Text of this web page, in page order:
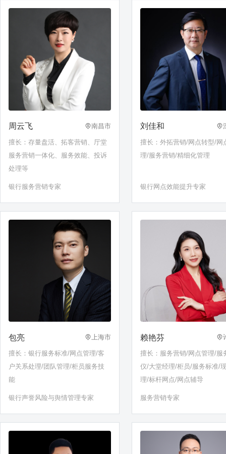
周云飞 南昌市
擅长：存量盘活、拓客营销、厅堂
服务营销一体化、服务效能、投诉
处理等
银行服务营销专家
刘佳和
擅长：外拓营销/网点转型/网
理/服务营销/精细化管理
银行网点效能提升专家
包亮 上海市
擅长：银行服务标准/网点管理/客
户关系处理/团队管理/柜员服务技
能
银行声誉风险与舆情管理专家
赖艳芬
擅长：服务营销/网点管理/服
仪/大堂经理/柜员/服务标准/
理/标杆网点/网点辅导
服务营销专家